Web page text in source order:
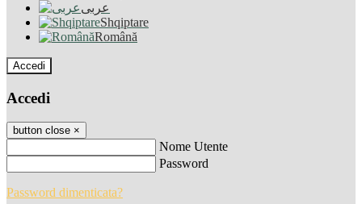
عربى
Shqiptare
Română
Accedi
Accedi
button close ×
Nome Utente
Password
Password dimenticata?